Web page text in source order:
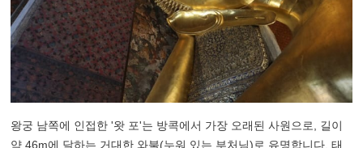
왕궁 남쪽에 인접한 '왓 포'는 방콕에서 가장 오래된 사원으로, 길이
약 46m에 달하는 거대한 와불(누워 있는 부처님)로 유명합니다. 태